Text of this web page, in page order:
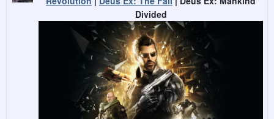
Divided